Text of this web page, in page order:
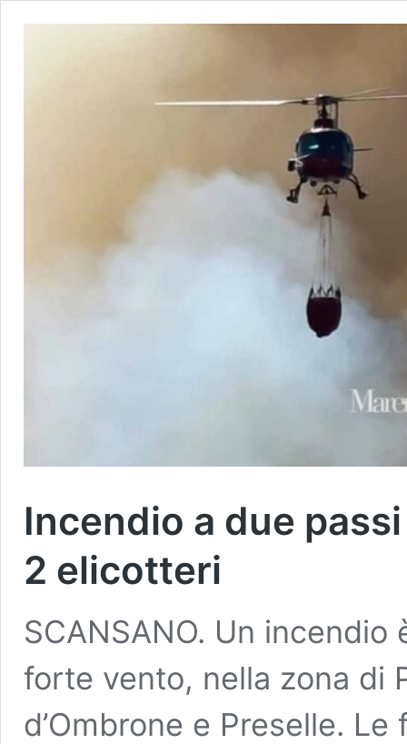
Incendio a due
2 elicotteri
SCANSANO. Un
forte vento, nella zona di
d’Ombrone e Preselle.